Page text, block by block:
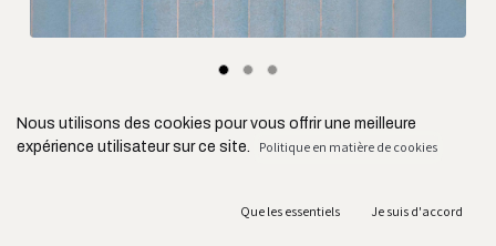
Nous utilisons des cookies pour vous offrir une meilleure
expérience utilisateur sur ce site.
Politique en matière de cookies
Que les essentiels Je suis d'accord